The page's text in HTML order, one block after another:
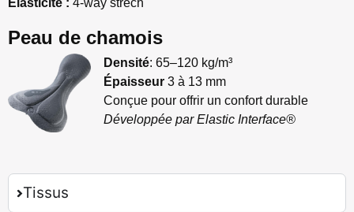
Peau de chamois
Densité: 65–120 kg/m³
Épaisseur 3 à 13 mm
Conçue pour offrir un confort durable
Développée par Elastic Interface®
Tissus